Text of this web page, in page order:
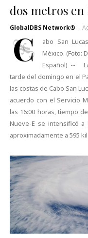
dos metros
GlobalDBS Network® -
C
abo San
México. (Foto:
Español) --
tarde del domingo en el
las costas de Cabo San
acuerdo con el Servicio
las 16:00 horas, tiempo
Nueve-E se intensificó a
aproximadamente a 595